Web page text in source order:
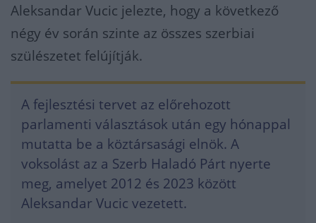
Aleksandar Vucic jelezte, hogy a következő
négy év során szinte az összes szerbiai
szülészetet felújítják.
A fejlesztési tervet az előrehozott
parlamenti választások után egy hónappal
mutatta be a köztársasági elnök. A
voksolást az a Szerb Haladó Párt nyerte
meg, amelyet 2012 és 2023 között
Aleksandar Vucic vezetett.